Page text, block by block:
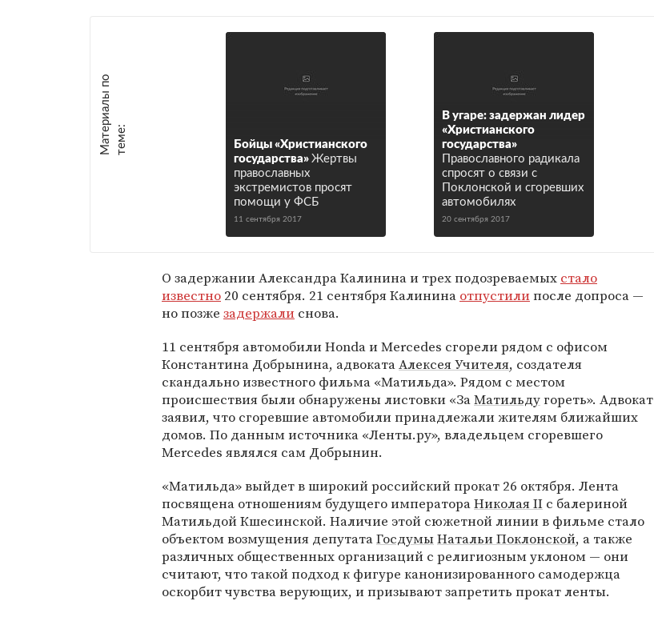
М
а
т е
р
и
а
л
ы
п
о
т
е
м
е :
Бойцы «Христианского
государства» Жертвы
православных
экстремистов просят
помощи у ФСБ
11 сентября 2017
В угаре: задержан лидер
«Христианского
государства»
Православного радикала
спросят о связи с
Поклонской и сгоревших
автомобилях
20 сентября 2017
О задержании Александра Калинина и трех подозреваемых стало
известно 20 сентября. 21 сентября Калинина отпустилипосле допроса —
но позже задержали снова.
11 сентября автомобили Honda и Mercedes сгорели рядом с офисом
Константина Добрынина, адвокатаАлексея Учителя, создателя
скандально известного фильма «Матильда». Рядом с местом
происшествия были обнаружены листовки «ЗаМатильдугореть». Адвокат
заявил, что сгоревшие автомобили принадлежали жителям ближайших
домов. По данным источника «Ленты.ру», владельцем сгоревшего
Mercedes являлся сам Добрынин.
«Матильда» выйдет в широкий российский прокат 26 октября. Лента
посвящена отношениям будущего императораНиколая II с балериной
Матильдой Кшесинской. Наличие этой сюжетной линии в фильме стало
объектом возмущения депутатаГосдумыНатальи Поклонской, а также
различных общественных организаций с религиозным уклоном — они
считают, что такой подход к фигуре канонизированного самодержца
оскорбит чувства верующих, и призывают запретить прокат ленты.